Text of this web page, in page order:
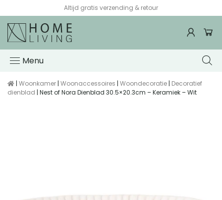
Altijd gratis verzending & retour
Menu
| Woonkamer | Woonaccessoires | Woondecoratie | Decoratief
dienblad | Nest of Nora Dienblad 30.5×20.3cm – Keramiek – Wit